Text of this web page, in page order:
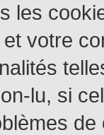
les
votre
lu, si